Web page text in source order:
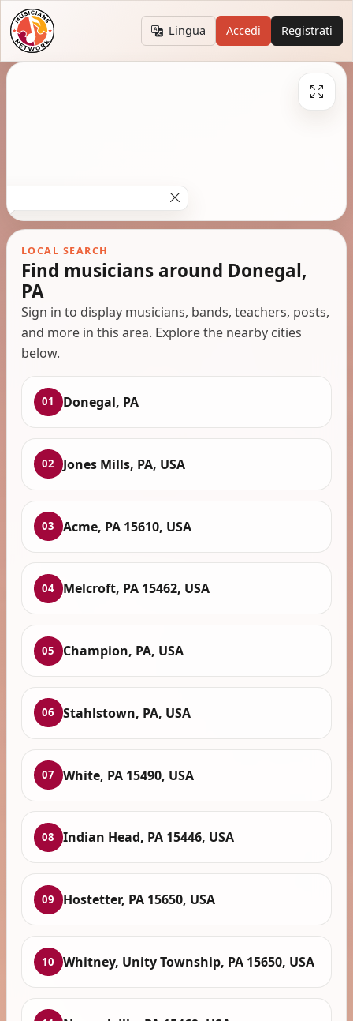
Lingua Accedi Registrati
LOCAL SEARCH
Find musicians around Donegal,
PA
Sign in to display musicians, bands, teachers, posts,
and more in this area. Explore the nearby cities
below.
01 Donegal, PA
02 Jones Mills, PA, USA
03 Acme, PA 15610, USA
04 Melcroft, PA 15462, USA
05 Champion, PA, USA
06 Stahlstown, PA, USA
07 White, PA 15490, USA
08 Indian Head, PA 15446, USA
09 Hostetter, PA 15650, USA
10 Whitney, Unity Township, PA 15650, USA